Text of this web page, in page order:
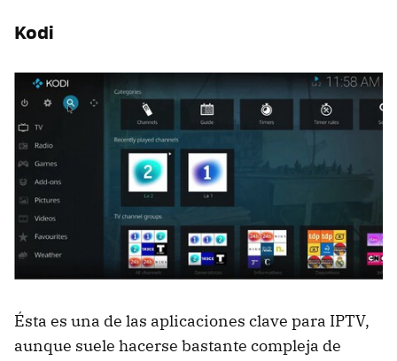
Kodi
Ésta es una de las aplicaciones clave para IPTV,
aunque suele hacerse bastante compleja de